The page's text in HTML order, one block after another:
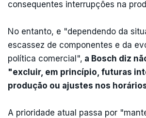
consequentes interrupções na
No entanto, e "dependendo da
escassez de componentes e da
política comercial", a Bosch diz
"excluir, em princípio, futuras
produção ou ajustes nos
A prioridade atual passa por